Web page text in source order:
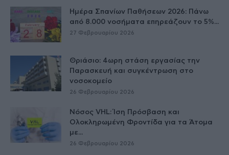
Ημέρα Σπανίων Παθήσεων 2026: Πάνω
από 8.000 νοσήματα επηρεάζουν το 5%...
27 Φεβρουαρίου 2026
Θριάσιο: 4ωρη στάση εργασίας την
Παρασκευή και συγκέντρωση στο
νοσοκομείο
26 Φεβρουαρίου 2026
Νόσος VHL: Ίση Πρόσβαση και
Ολοκληρωμένη Φροντίδα για τα Άτομα
με...
26 Φεβρουαρίου 2026